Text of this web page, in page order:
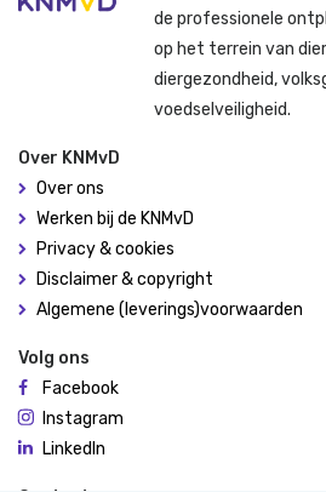
de professionele
op het terrein van
diergezondheid,
voedselveiligheid.
Over KNMvD
Over ons
Werken bij de KNMvD
Privacy & cookies
Disclaimer & copyright
Algemene (leverings)voorwaarden
Volg ons
Facebook
Instagram
LinkedIn